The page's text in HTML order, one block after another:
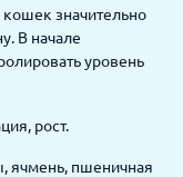
кошек значительно
В начале
уровень
рост.
ячмень, пшеничная